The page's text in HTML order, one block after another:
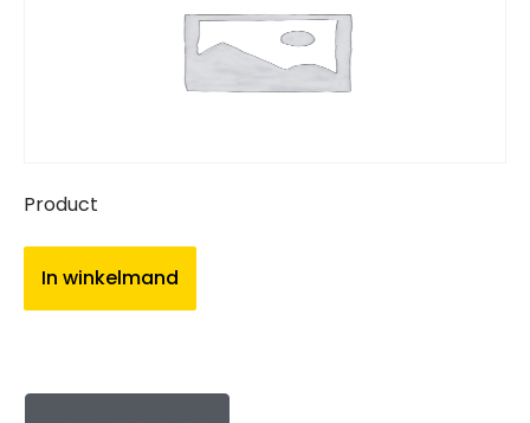
Product
In winkelmand